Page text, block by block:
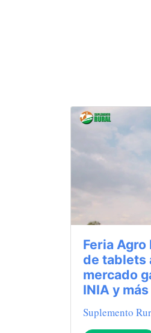
Feria Agro
de tablets
mercado
INIA y más
Suplemento